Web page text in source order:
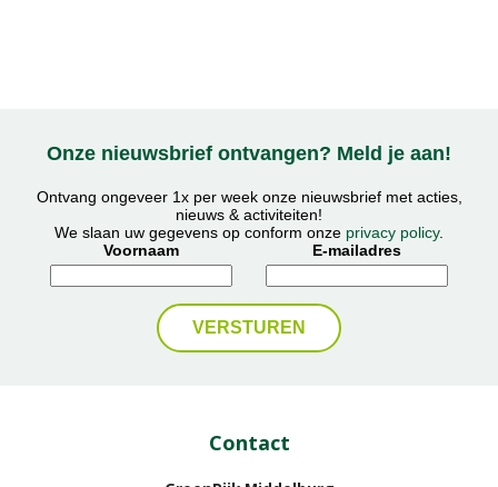
Onze nieuwsbrief ontvangen? Meld je aan!
Ontvang ongeveer 1x per week onze nieuwsbrief met acties,
nieuws & activiteiten!
We slaan uw gegevens op conform onze privacy policy.
Voornaam
E-mailadres
Contact